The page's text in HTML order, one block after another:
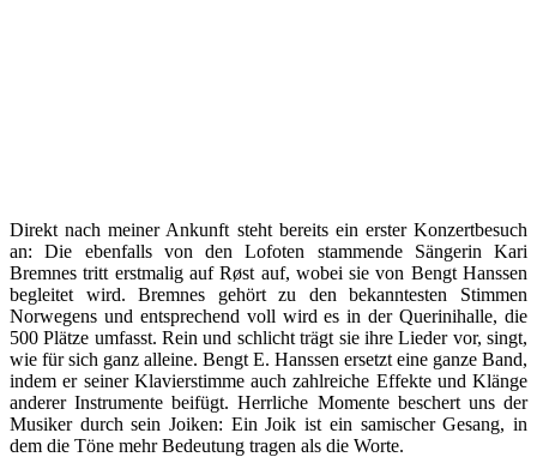
Direkt nach meiner Ankunft steht bereits ein erster Konzertbesuch
an: Die ebenfalls von den Lofoten stammende Sängerin Kari
Bremnes tritt erstmalig auf Røst auf, wobei sie von Bengt Hanssen
begleitet wird. Bremnes gehört zu den bekanntesten Stimmen
Norwegens und entsprechend voll wird es in der Querinihalle, die
500 Plätze umfasst. Rein und schlicht trägt sie ihre Lieder vor, singt,
wie für sich ganz alleine. Bengt E. Hanssen ersetzt eine ganze Band,
indem er seiner Klavierstimme auch zahlreiche Effekte und Klänge
anderer Instrumente beifügt. Herrliche Momente beschert uns der
Musiker durch sein Joiken: Ein Joik ist ein samischer Gesang, in
dem die Töne mehr Bedeutung tragen als die Worte.